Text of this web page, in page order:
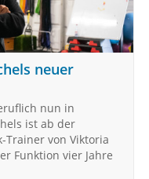
neuer
nun in
ist ab der
Trainer von Viktoria
Funktion vier Jahre